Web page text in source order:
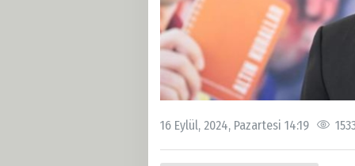
16 Eylül, 2024, Pazartesi 14:19